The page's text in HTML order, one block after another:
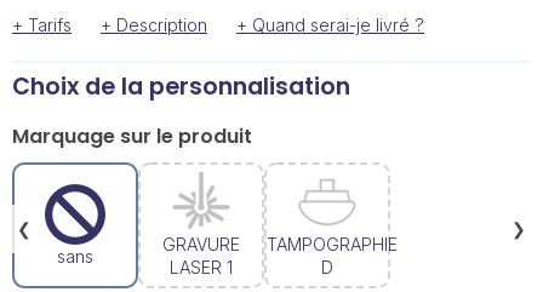
+ Tarifs + Description + Quand serai-je livré ?
Choix de la personnalisation
Marquage sur le produit
sans
GRAVURE
LASER 1
TAMPOGRAPHIE
D
❯
❮